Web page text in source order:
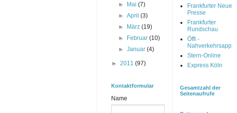
►
Mai(7)
►April(3)
►
März(19)
►
Februar(10)
►Januar(4)
► 2011 (97)
Kontaktformular
Name
Frankfurter Neue
Presse
Frankfurter
Rundschau
Öffi -
Nahverkehrsapp
Stern-Online
Express Köln
Gesamtzahl der
Seitenaufrufe